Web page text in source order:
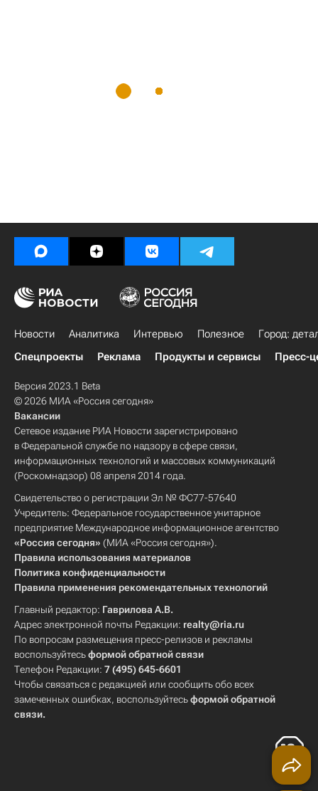
Новости Аналитика Интервью Полезное
Город:
Спецпроекты
Реклама Продукты и сервисы Пресс-
Версия 2023.1 Beta
© 2026 МИА «Россия сегодня»
Вакансии
Сетевое издание РИА Новости зарегистрировано
в Федеральной службе по надзору в сфере связи,
информационных технологий и массовых коммуникаций
(Роскомнадзор) 08 апреля 2014 года.
Свидетельство о регистрации Эл № ФС77-57640
Учредитель: Федеральное государственное унитарное
предприятие Международное информационное агентство
«Россия сегодня» (МИА «Россия сегодня»).
Правила использования материалов
Политика конфиденциальности
Правила применения рекомендательных технологий
Главный редактор: Гаврилова А.В.
Адрес электронной почты Редакции: realty@ria.ru
По вопросам размещения пресс-релизов и рекламы
воспользуйтесьформой обратной связи
Телефон Редакции: 7 (495) 645-6601
Чтобы связаться с редакцией или сообщить обо всех
замеченных ошибках, воспользуйтесьформой обратной
связи.